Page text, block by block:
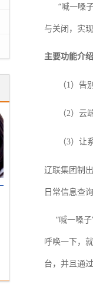
“喊一嗓子
与关闭，实
主要功能介绍
（1）告别
（2）云端
（3）让系
辽联集团制
日常信息查
“喊一嗓子
呼唤一下，
台，并且通